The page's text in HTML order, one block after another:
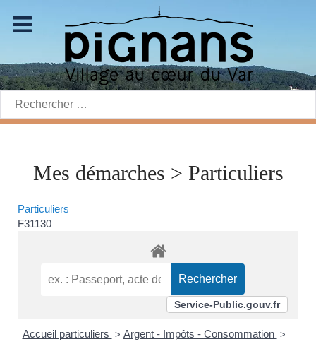
Rechercher:
Mes démarches > Particuliers
Particuliers
F31130
Service-Public.gouv.fr
Accueil particuliers > Argent - Impôts - Consommation >